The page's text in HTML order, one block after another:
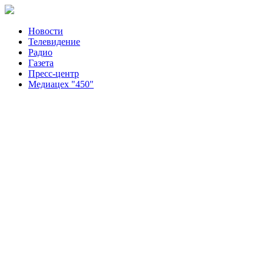
Новости
Телевидение
Радио
Газета
Пресс-центр
Медиацех "450"